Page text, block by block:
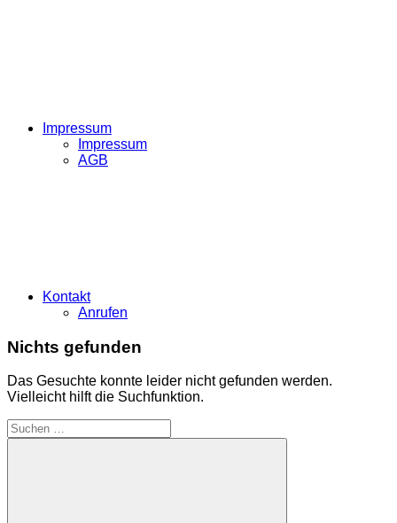
Impressum
Impressum
AGB
Kontakt
Anrufen
Nichts gefunden
Das Gesuchte konnte leider nicht gefunden werden.
Vielleicht hilft die Suchfunktion.
Suchen
nach: